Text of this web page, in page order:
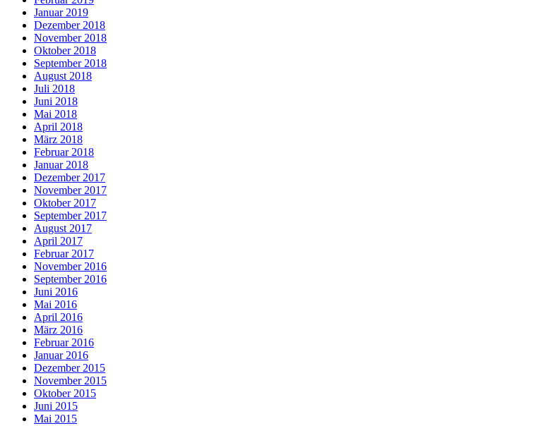
Januar 2019
Dezember 2018
November 2018
Oktober 2018
September 2018
August 2018
Juli 2018
Juni 2018
Mai 2018
April 2018
März 2018
Februar 2018
Januar 2018
Dezember 2017
November 2017
Oktober 2017
September 2017
August 2017
April 2017
Februar 2017
November 2016
September 2016
Juni 2016
Mai 2016
April 2016
März 2016
Februar 2016
Januar 2016
Dezember 2015
November 2015
Oktober 2015
Juni 2015
Mai 2015